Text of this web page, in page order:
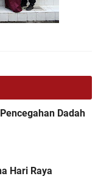
Dadah
Hari Raya